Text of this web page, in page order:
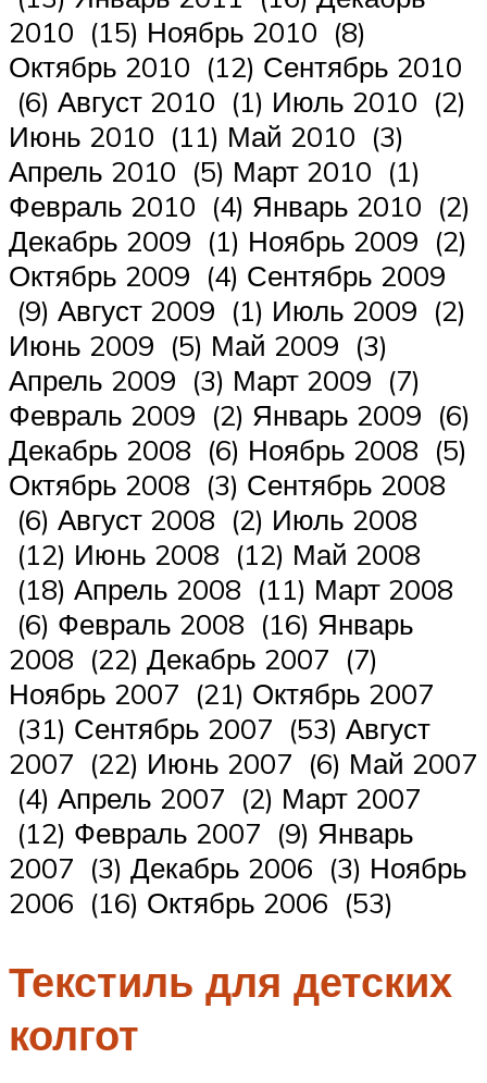
2010 (15) Ноябрь 2010 (8)
Октябрь 2010 (12) Сентябрь 2010
(6) Август 2010 (1) Июль 2010 (2)
Июнь 2010 (11) Май 2010 (3)
Апрель 2010 (5) Март 2010 (1)
Февраль 2010 (4) Январь 2010 (2)
Декабрь 2009 (1) Ноябрь 2009 (2)
Октябрь 2009 (4) Сентябрь 2009
(9) Август 2009 (1) Июль 2009 (2)
Июнь 2009 (5) Май 2009 (3)
Апрель 2009 (3) Март 2009 (7)
Февраль 2009 (2) Январь 2009 (6)
Декабрь 2008 (6) Ноябрь 2008 (5)
Октябрь 2008 (3) Сентябрь 2008
(6) Август 2008 (2) Июль 2008
(12) Июнь 2008 (12) Май 2008
(18) Апрель 2008 (11) Март 2008
(6) Февраль 2008 (16) Январь
2008 (22) Декабрь 2007 (7)
Ноябрь 2007 (21) Октябрь 2007
(31) Сентябрь 2007 (53) Август
2007 (22) Июнь 2007 (6) Май 2007
(4) Апрель 2007 (2) Март 2007
(12) Февраль 2007 (9) Январь
2007 (3) Декабрь 2006 (3) Ноябрь
2006 (16) Октябрь 2006 (53)
Текстиль для детских
колгот